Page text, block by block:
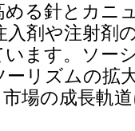
る針とカニ
剤や注射剤
ます。ソー
リズムの拡
場の成長軌